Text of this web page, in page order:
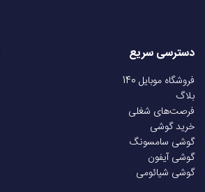
دسترسی سریع
فروشگاه موبایل 140
بلاگ
فرصت‌های شغلی
خرید گوشی
گوشی سامسونگ
گوشی آیفون
گوشی شیائومی